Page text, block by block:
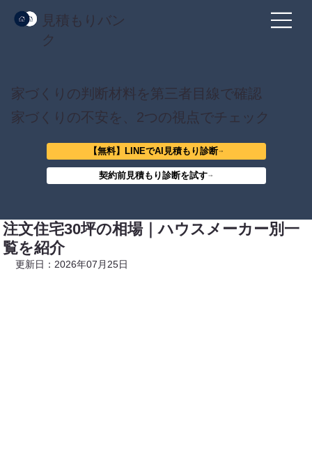
見積もりバン
ク
家づくりの判断材料を第三者目線で確認
家づくりの不安を、2つの視点でチェック
【無料】LINEでAI見積もり診断
契約前見積もり診断を試す
注文住宅30坪の相場｜ハウスメーカー別一
覧を紹介
更新日：2026年07月25日